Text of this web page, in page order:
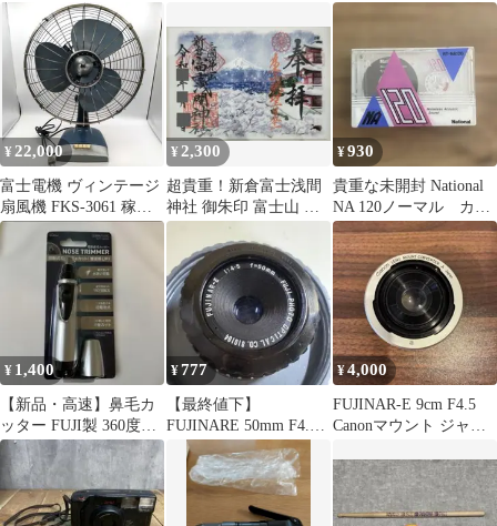
¥22,000
富士電機 ヴィンテージ
扇風機 FKS-3061 稼動
品 昭和レトロ 扇風器
¥ 2,300
超貴重！新倉富士浅間
神社 御朱印 富士山 冬
景色 日付あり 山梨県
富士吉田市
¥930
貴重な未開封 National
NA 120ノーマル カセ
ットテープ
¥ 1,400
【新品・高速】鼻毛カ
ッター FUJI製 360度全
方向カット 静音 エチケ
ット
¥777
【最終値下】
FUJINARE 50mm F4.5
引き伸ばし 暗室用 ジャ
ンク
¥4,000
FUJINAR-E 9cm F4.5
Canonマウント ジャン